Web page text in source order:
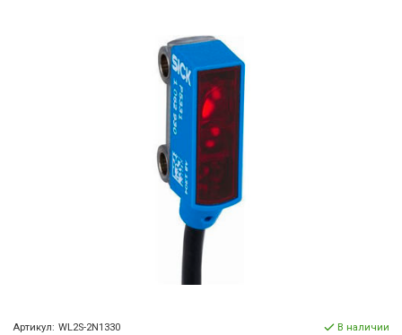
Артикул: WL2S-2N1330 В наличии